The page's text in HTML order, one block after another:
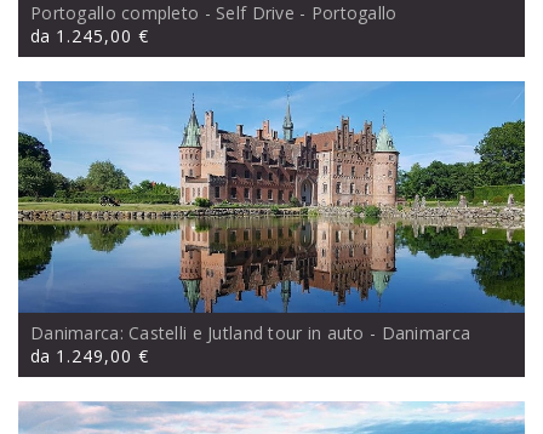
Portogallo completo - Self Drive - Portogallo
da 1.245,00 €
Danimarca: Castelli e Jutland tour in auto - Danimarca
da 1.249,00 €